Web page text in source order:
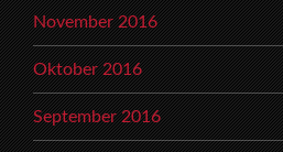
November 2016
Oktober 2016
September 2016